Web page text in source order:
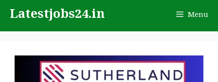
content
Latestjobs24.in Menu